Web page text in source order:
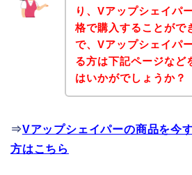
り、Vアップシェイパ
格で購入することがで
で、Vアップシェイパ
る方は下記ページなど
はいかがでしょうか？
⇒Vアップシェイパーの商品を今
方はこちら